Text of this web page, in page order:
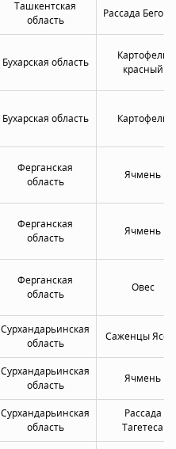
Ташкентская
область
Рассада
Бухарская область
Картофель
красный
Бухарская область Картофель
Ферганская
область
Ячмень
Ферганская
область
Ячмень
Ферганская
область
Овес
Сурхандарьинская
область
Саженцы
Сурхандарьинская
область
Ячмень
Сурхандарьинская
область
Рассада
Тагетеса